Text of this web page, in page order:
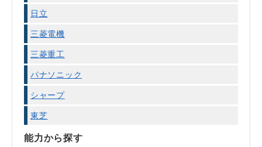
日立
三菱電機
三菱重工
パナソニック
シャープ
東芝
能力から探す